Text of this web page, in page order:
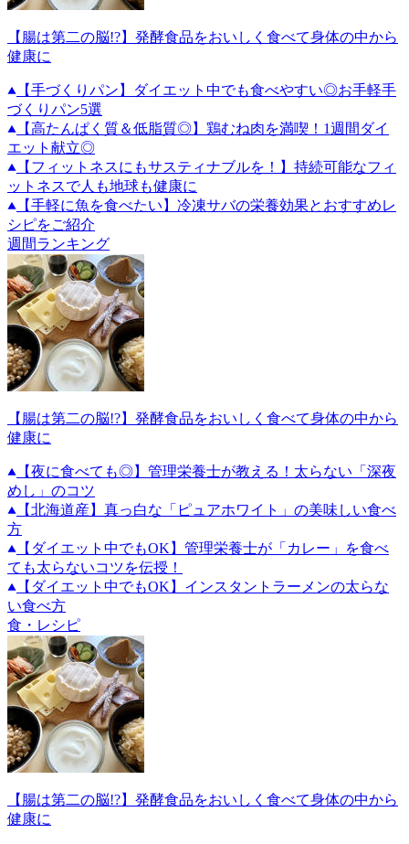
【腸は第二の脳!?】発酵食品をおいしく食べて身体の中から
健康に
【手づくりパン】ダイエット中でも食べやすい◎お手軽手
づくりパン5選
【高たんぱく質＆低脂質◎】鶏むね肉を満喫！1週間ダイ
エット献立◎
【フィットネスにもサスティナブルを！】持続可能なフィ
ットネスで人も地球も健康に
【手軽に魚を食べたい】冷凍サバの栄養効果とおすすめレ
シピをご紹介
週間ランキング
【腸は第二の脳!?】発酵食品をおいしく食べて身体の中から
健康に
【夜に食べても◎】管理栄養士が教える！太らない「深夜
めし」のコツ
【北海道産】真っ白な「ピュアホワイト」の美味しい食べ
方
【ダイエット中でもOK】管理栄養士が「カレー」を食べ
ても太らないコツを伝授！
【ダイエット中でもOK】インスタントラーメンの太らな
い食べ方
食・レシピ
【腸は第二の脳!?】発酵食品をおいしく食べて身体の中から
健康に